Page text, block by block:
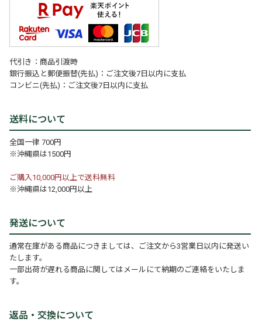
代引き：商品引渡時
銀行振込と郵便振替(先払)：ご注文後7日以内に支払
コンビニ(先払)：ご注文後7日以内に支払
送料について
全国一律 700円
※沖縄県は1500円
ご購入10,000円以上で送料無料
※沖縄県は12,000円以上
発送について
通常在庫がある商品につきましては、ご注文から3営業日以内に発送い
たします。
一部出荷が遅れる商品に関してはメールにて納期のご連絡をいたしま
す。
返品・交換について